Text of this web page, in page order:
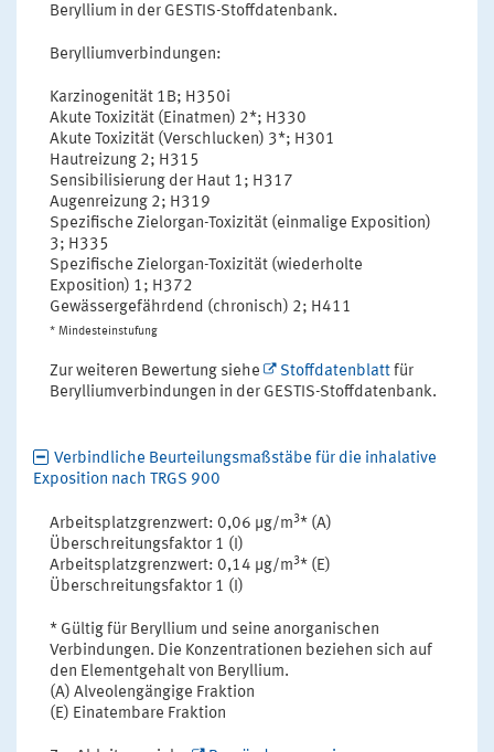
Beryllium in der GESTIS-Stoffdatenbank.
Berylliumverbindungen:
Karzinogenität 1B; H350i
Akute Toxizität (Einatmen) 2*; H330
Akute Toxizität (Verschlucken) 3*; H301
Hautreizung 2; H315
Sensibilisierung der Haut 1; H317
Augenreizung 2; H319
Spezifische Zielorgan-Toxizität (einmalige Exposition)
3; H335
Spezifische Zielorgan-Toxizität (wiederholte
Exposition) 1; H372
Gewässergefährdend (chronisch) 2; H411
* Mindesteinstufung
Zur weiteren Bewertung siehe Stoffdatenblatt für
Berylliumverbindungen in der GESTIS-Stoffdatenbank.
Verbindliche Beurteilungsmaßstäbe für die inhalative
Exposition nach TRGS 900
Arbeitsplatzgrenzwert: 0,06 µg/m3* (A)
Überschreitungsfaktor 1 (I)
Arbeitsplatzgrenzwert: 0,14 µg/m3* (E)
Überschreitungsfaktor 1 (I)
* Gültig für Beryllium und seine anorganischen
Verbindungen. Die Konzentrationen beziehen sich auf
den Elementgehalt von Beryllium.
(A) Alveolengängige Fraktion
(E) Einatembare Fraktion